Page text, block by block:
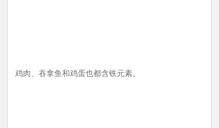
鸡肉、吞拿鱼和鸡蛋也都含铁元素。